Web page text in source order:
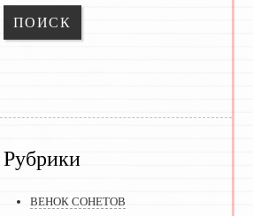
Рубрики
ВЕНОК СОНЕТОВ